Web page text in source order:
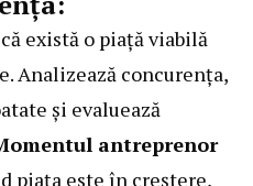
există o piață viabilă
Analizează concurența,
și evaluează
antreprenor
piața este în creștere,